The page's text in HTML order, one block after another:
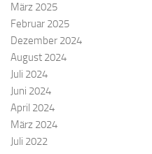
März 2025
Februar 2025
Dezember 2024
August 2024
Juli 2024
Juni 2024
April 2024
März 2024
Juli 2022